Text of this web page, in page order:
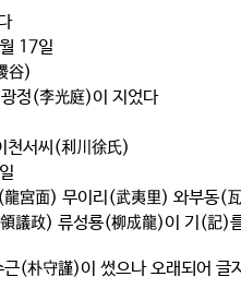
17일
谷)
정(李光庭)이 지었다
천서씨(利川徐氏)
宮面) 무이리(武夷里) 와부동(
議政) 류성룡(柳成龍)이 기(記)
(朴守謹)이 썼으나 오래되어 글